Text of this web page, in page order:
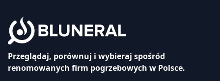
Przeglądaj, porównuj i wybieraj spośród
renomowanych firm pogrzebowych w Polsce.